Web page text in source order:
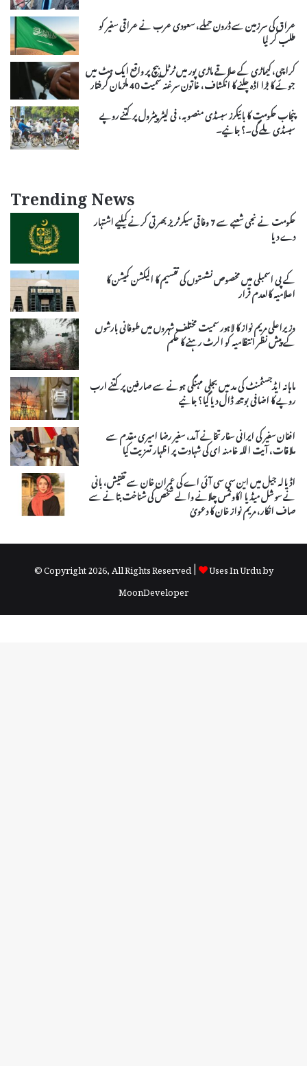
عراق کی سرزمین سے ڈرون حملے، سعودی عرب نے عراقی سفیر کو
طلب کر لیا
کراچی، کیماڑی کے علاقے ماڑی پور میں ٹرٹل بیچ پر واقع ایک ہٹ میں
جوئے کا بڑا اڈہ چلنے کا انکشاف، خاتون سرغنہ سمیت 40 ملزمان گرفتار
پنجاب حکومت کا بائیکرز سبسڈی منصوبہ، فی لیٹر پیٹرول پر کتنے روپے
سبسڈی ملے گی۔؟ جانیے۔
Trending News
حکومت نے نجی شعبے سے 7 وفاقی سیکرٹریز بھرتی کرنے کیلیے اشتہار
دے دیا
کے پی اسمبلی میں مخصوص نشستوں کی تقسیم کا الیکشن کمیشن کا
اعلامیہ کالعدم قرار
وزیراعلی مریم نواز کا لاہور سمیت مختلف شہروں میں طوفانی بارشوں
کے پیش نظر انتظامیہ کو الرٹ رہنے کا حکم
ماہانہ ایڈجسٹمنٹ کی مد میں بجلی مہنگی ہونے سے صارفین پر کتنے ارب
روپے کا اضافی بوجھ ڈال دیا گیا؟ جانیے
افغان سفیر کی ایرانی سفارتخانے آمد، سفیر رضا امیری مقدم سے
ملاقات، آیت اللہ خامنہ ای کی شہادت پر اظہار تعزیت کیا
اڈیالہ جیل میں این سی سی آئی اے کی عمران خان سے تفتیش، بانی
نے سوشل میڈیا اکاونٹس چلانے والے شخص کی شناخت بتانے سے
صاف انکار، مریم نواز خان کا دعویٰ
© Copyright 2026, All Rights Reserved |
Uses In Urdu by
MoonDeveloper